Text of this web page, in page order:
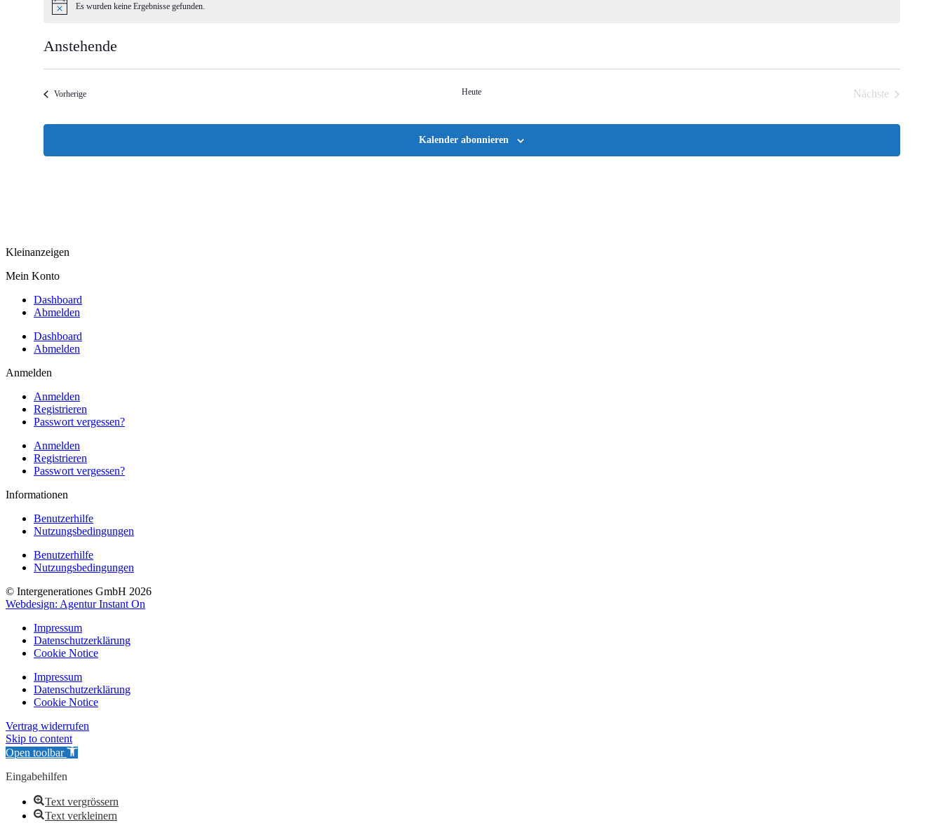
HinweisEs wurden keine Ergebnisse gefunden.
Anstehende
VorherigeVeranstaltungen Heute
Nächste
Kalender abonnieren
Kleinanzeigen
Mein Konto
Dashboard
Abmelden
Dashboard
Abmelden
Anmelden
Anmelden
Registrieren
Passwort vergessen?
Anmelden
Registrieren
Passwort vergessen?
Informationen
Benutzerhilfe
Nutzungsbedingungen
Benutzerhilfe
Nutzungsbedingungen
© Intergenerationes GmbH 2026
Webdesign: Agentur Instant On
Impressum
Datenschutzerklärung
Cookie Notice
Impressum
Datenschutzerklärung
Cookie Notice
Vertrag widerrufen
Skip to content
Open toolbar
Eingabehilfen
Text vergrössern
Text verkleinern